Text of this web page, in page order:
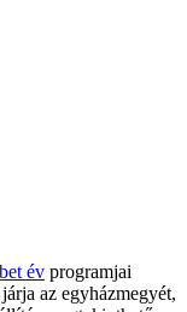
év programjai
járja az egyházmegyét,